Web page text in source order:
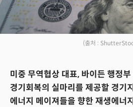
(출처 :
미중 무역협상 대표, 바이든 행정
경기회복의 실마리를 제공할 경기
에너지 메이져들을 향한 재생에너